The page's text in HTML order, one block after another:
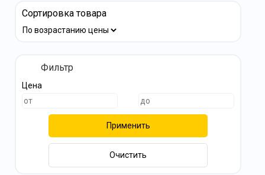
Сортировка товара
Фильтр
Цена
Применить
Очистить